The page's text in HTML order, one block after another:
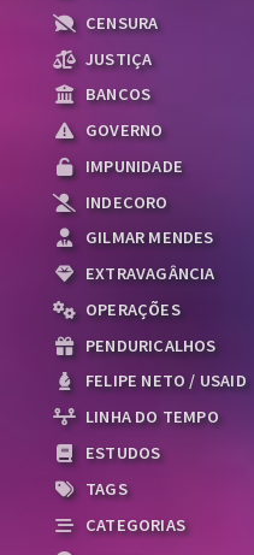
CENSURA
JUSTIÇA
BANCOS
GOVERNO
IMPUNIDADE
INDECORO
GILMAR MENDES
EXTRAVAGÂNCIA
OPERAÇÕES
PENDURICALHOS
FELIPE NETO / USAID
LINHA DO TEMPO
ESTUDOS
TAGS
CATEGORIAS